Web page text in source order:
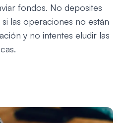
fondos. No deposites
las operaciones no están
y no intentes eludir las